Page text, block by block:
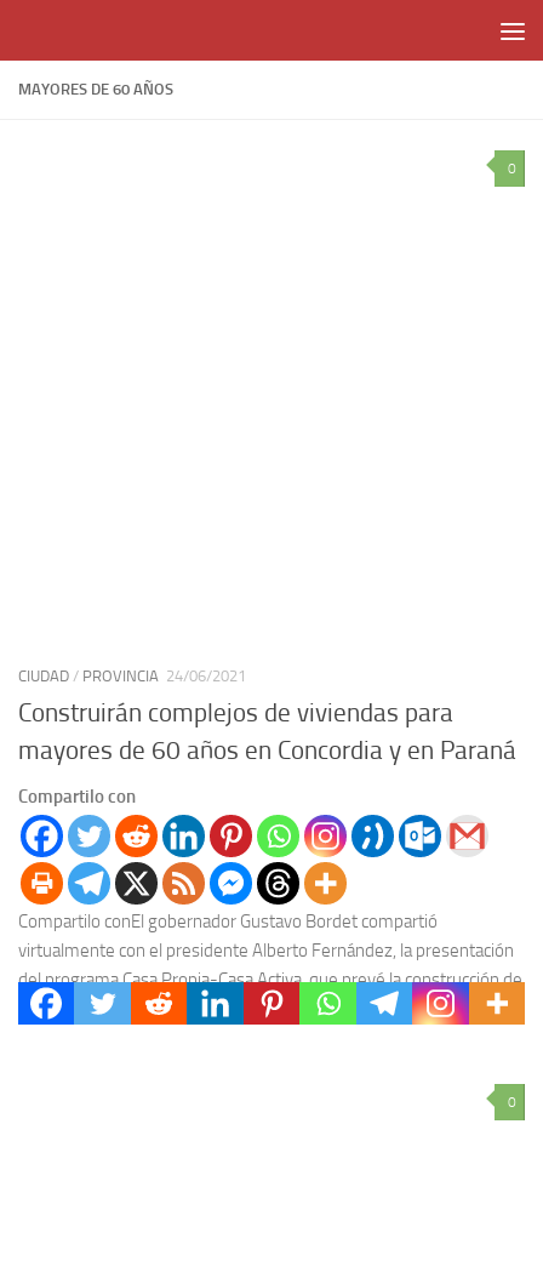
MAYORES DE 60 AÑOS
0
CIUDAD / PROVINCIA 24/06/2021
Construirán complejos de viviendas para
mayores de 60 años en Concordia y en Paraná
Compartilo con
Compartilo conEl gobernador Gustavo Bordet compartió
virtualmente con el presidente Alberto Fernández, la presentación
del programa Casa Propia-Casa Activa, que prevé la construcción de
complejos...
0